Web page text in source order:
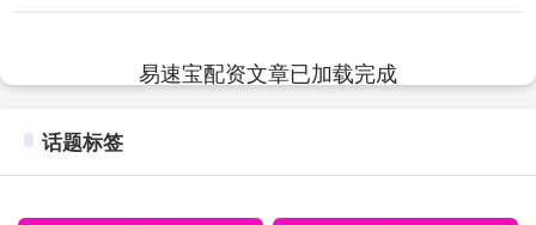
易速宝配资文章已加载完成
话题标签